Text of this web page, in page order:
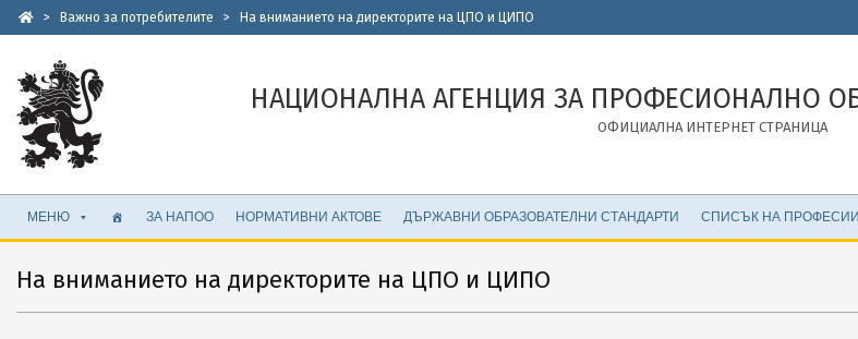
Skip
to
content
> Важно за потребителите > На вниманието на директорите на ЦПО и ЦИПО
НАЦИОНАЛНА АГЕНЦИЯ ЗА ПРОФЕСИОНАЛНО
ОФИЦИАЛНА ИНТЕРНЕТ СТРАНИЦА
Secondary
Navigation
ЗА НАПОО НОРМАТИВНИ АКТОВЕ ДЪРЖАВНИ ОБРАЗОВАТЕЛНИ СТАНДАРТИ СПИСЪК НА
МЕНЮ
На вниманието на директорите на ЦПО и ЦИПО